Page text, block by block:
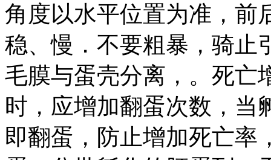
角度以水平位置为准，前
稳、慢．不要粗暴，骑止
毛膜与蛋壳分离，。死亡
时，应增加翻蛋次数，当
即翻蛋，防止增加死亡率